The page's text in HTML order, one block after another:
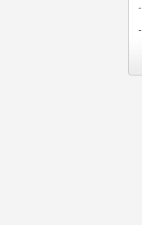
-
-